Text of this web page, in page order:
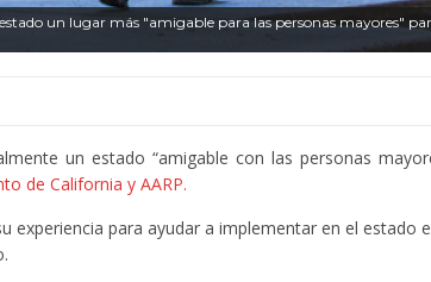
un lugar más "amigable para las personas mayores"
un estado “amigable con las personas
de California y AARP.
experiencia para ayudar a implementar en el estado